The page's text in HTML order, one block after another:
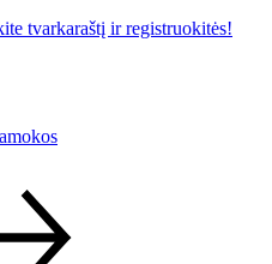
tvarkaraštį ir registruokitės!